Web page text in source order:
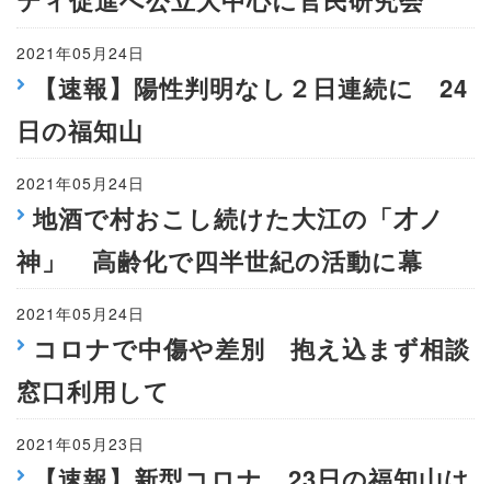
2021年05月24日
【速報】陽性判明なし２日連続に 24
日の福知山
2021年05月24日
地酒で村おこし続けた大江の「才ノ
神」 高齢化で四半世紀の活動に幕
2021年05月24日
コロナで中傷や差別 抱え込まず相談
窓口利用して
2021年05月23日